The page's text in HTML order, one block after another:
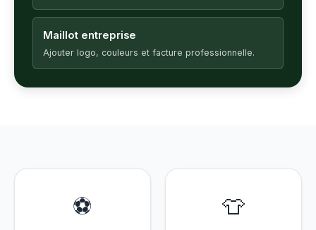
Maillot entreprise
Ajouter logo, couleurs et facture professionnelle.
⚽ 👕